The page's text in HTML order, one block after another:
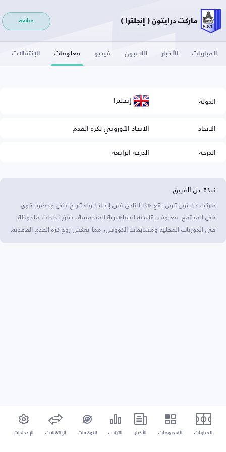
ماركت درايتون ( إنجلترا ) متابعة
المباريات الأخبار اللاعبون فيديو معلومات الإنتقالات
الدولة إنجلترا
الاتحاد
الاتحاد الأوروبي لكرة القدم
الدرجة
الدرجة الرابعة
نبذة عن الفريق
ماركت درايتون تاون يقع هذا النادي في إنجلترا وله تاريخ غني وحضور قوي
في المجتمع. معروف بقاعدته الجماهيرية المتحمسة، حقق نجاحات ملحوظة
في الدوريات المحلية ومسابقات الكؤوس، مما يعكس روح كرة القدم القاعدية.
المباريات الفيديوهات الأخبار الترتيب التوقعات الإنتقالات الإعدادات